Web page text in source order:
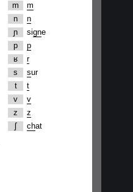
m
m
n
n
ɲ
signe
p
p
ʁ
r
s
sur
t
t
v
v
z
z
ʃ
chat